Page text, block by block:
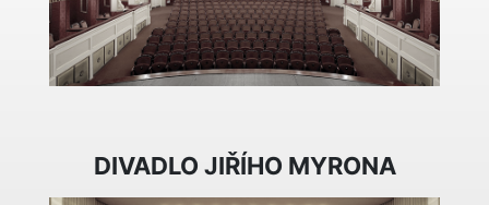
DIVADLO JIŘÍHO MYRONA